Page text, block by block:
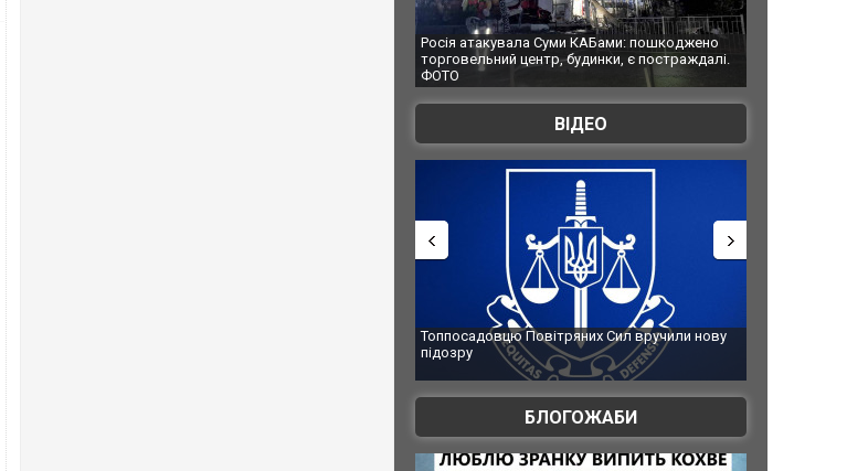
Росія атакувала Суми КАБами: пошкоджено
торговельний центр, будинки, є постраждалі.
Українські надзвичайники врятували
під час ліквідації масштабної лісової пожежі
ВІДЕО
Топпосадовцю Повітряних Сил вручили нову
Сили оборони уразили Ярославський НПЗ:
губернатор регіону заявив про
атаку. ВІДЕО
БЛОГОЖАБИ